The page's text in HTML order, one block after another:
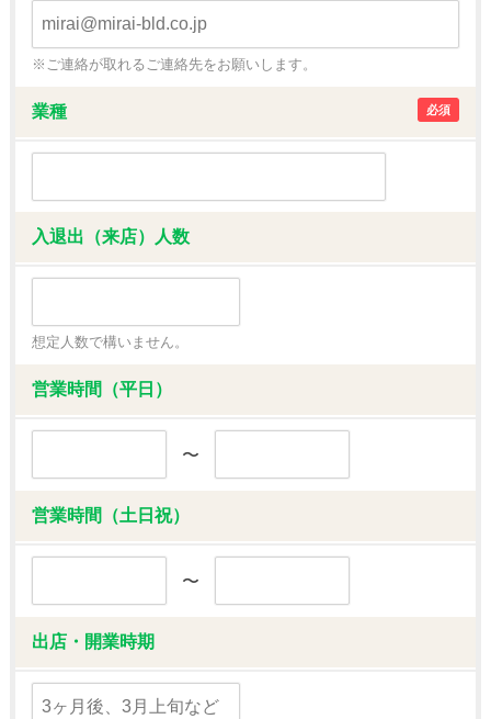
※ご連絡が取れるご連絡先をお願いします。
業種 必須
入退出（来店）人数
想定人数で構いません。
営業時間（平日）
〜
営業時間（土日祝）
〜
出店・開業時期